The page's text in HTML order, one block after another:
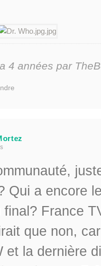
4 années par
Qui a encore
final? France
que non,
et la dernière